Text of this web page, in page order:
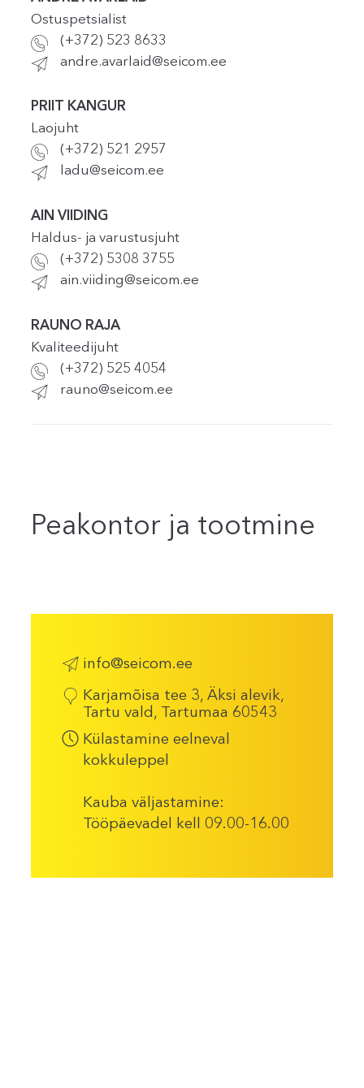
Ostuspetsialist
(+372) 523 8633
andre.avarlaid@seicom.ee
PRIIT KANGUR
Laojuht
(+372) 521 2957
ladu@seicom.ee
AIN VIIDING
Haldus- ja varustusjuht
(+372) 5308 3755
ain.viiding@seicom.ee
RAUNO RAJA
Kvaliteedijuht
(+372) 525 4054
rauno@seicom.ee
Peakontor ja tootmine
info@seicom.ee
Karjamõisa tee 3, Äksi alevik,
Tartu vald, Tartumaa 60543
Külastamine eelneval
kokkuleppel
Kauba väljastamine:
Tööpäevadel kell 09.00-16.00